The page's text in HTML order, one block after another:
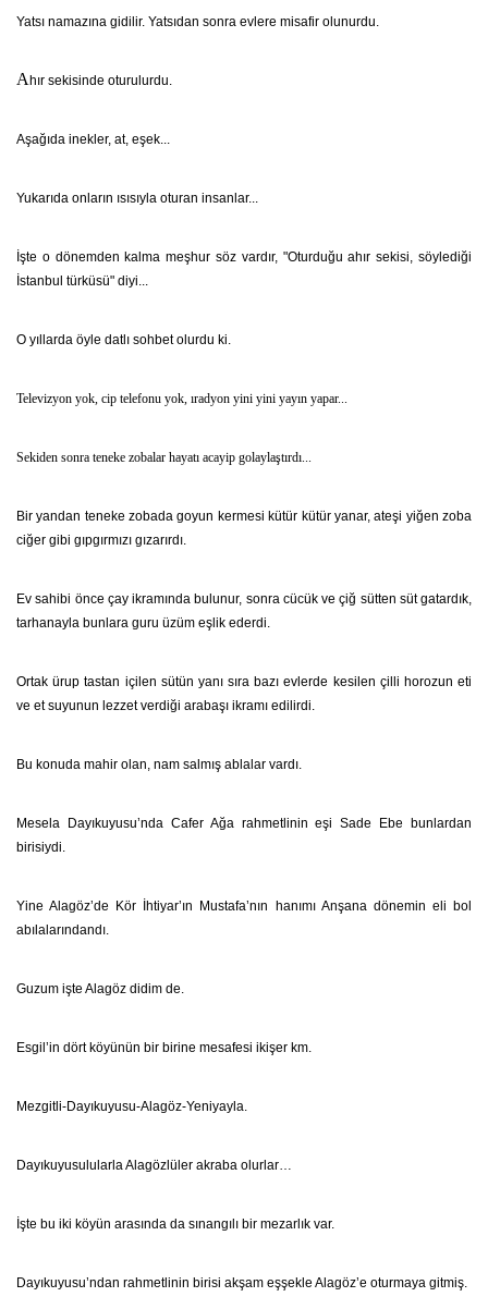
Yatsı namazına gidilir. Yatsıdan sonra evlere misafir olunurdu.
A hır sekisinde oturulurdu.
Aşağıda inekler, at, eşek...
Yukarıda onların ısısıyla oturan insanlar...
İşte o dönemden kalma meşhur söz vardır, "Oturduğu ahır sekisi, söylediği
İstanbul türküsü" diyi...
O yıllarda öyle datlı sohbet olurdu ki.
Televizyon yok, cip telefonu yok, ıradyon yini yini yayın yapar...
Sekiden sonra teneke zobalar hayatı acayip golaylaştırdı...
Bir yandan teneke zobada goyun kermesi kütür kütür yanar, ateşi yiğen zoba
ciğer gibi gıpgırmızı gızarırdı.
Ev sahibi önce çay ikramında bulunur, sonra cücük ve çiğ sütten süt gatardık,
tarhanayla bunlara guru üzüm eşlik ederdi.
Ortak ürup tastan içilen sütün yanı sıra bazı evlerde kesilen çilli horozun eti
ve et suyunun lezzet verdiği arabaşı ikramı edilirdi.
Bu konuda mahir olan, nam salmış ablalar vardı.
Mesela Dayıkuyusu’nda Cafer Ağa rahmetlinin eşi Sade Ebe bunlardan
birisiydi.
Yine Alagöz’de Kör İhtiyar’ın Mustafa’nın hanımı Anşana dönemin eli bol
abılalarındandı.
Guzum işte Alagöz didim de.
Esgil’in dört köyünün bir birine mesafesi ikişer km.
Mezgitli-Dayıkuyusu-Alagöz-Yeniyayla.
Dayıkuyusulularla Alagözlüler akraba olurlar…
İşte bu iki köyün arasında da sınangılı bir mezarlık var.
Dayıkuyusu’ndan rahmetlinin birisi akşam eşşekle Alagöz’e oturmaya gitmiş.